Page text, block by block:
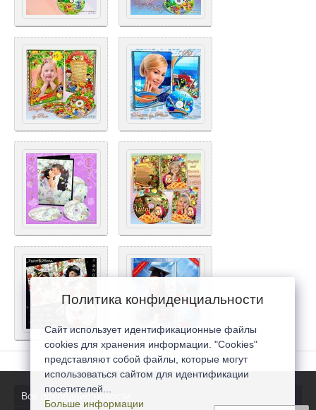
Все последние новости
Политика конфиденциальности
Сайт использует идентификационные файлы
cookies для хранения информации. "Cookies"
представляют собой файлы, которые могут
использоваться сайтом для идентификации
посетителей...
Больше информации